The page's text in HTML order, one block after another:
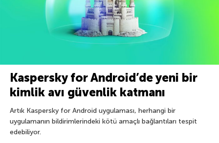
Kaspersky for Android’de yeni bir
kimlik avı güvenlik katmanı
Artık Kaspersky for Android uygulaması, herhangi bir
uygulamanın bildirimlerindeki kötü amaçlı bağlantıları tespit
edebiliyor.